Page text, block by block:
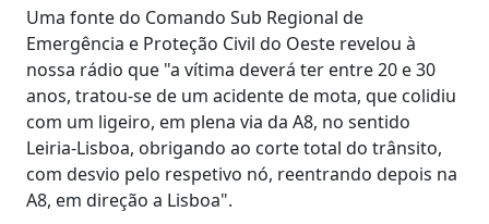
Uma fonte do Comando Sub Regional de
Emergência e Proteção Civil do Oeste revelou à
nossa rádio que "a vítima deverá ter entre 20 e 30
anos, tratou-se de um acidente de mota, que colidiu
com um ligeiro, em plena via da A8, no sentido
Leiria-Lisboa, obrigando ao corte total do trânsito,
com desvio pelo respetivo nó, reentrando depois na
A8, em direção a Lisboa".